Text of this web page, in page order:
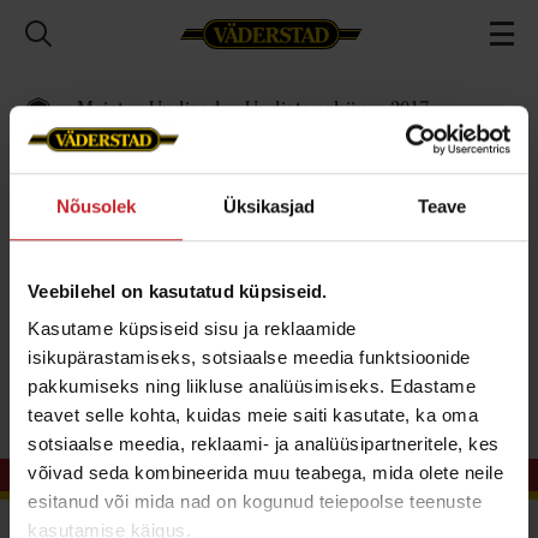
Nõusolek Üksikasjad Teave
Veebilehel on kasutatud küpsiseid.
Kasutame küpsiseid sisu ja reklaamide
isikupärastamiseks, sotsiaalse meedia funktsioonide
pakkumiseks ning liikluse analüüsimiseks. Edastame
teavet selle kohta, kuidas meie saiti kasutate, ka oma
sotsiaalse meedia, reklaami- ja analüüsipartneritele, kes
võivad seda kombineerida muu teabega, mida olete neile
esitanud või mida nad on kogunud teiepoolse teenuste
kasutamise käigus.
Meist Uudised Uudiste arhiiv
2017
Rahvusvahelised uudised
Rahvusvahelised
uudised